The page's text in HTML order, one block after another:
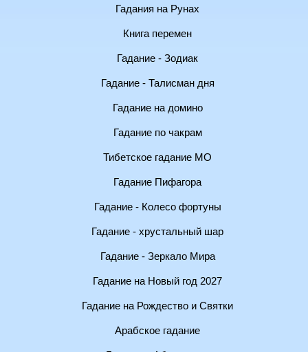
Гадания на Рунах
Книга перемен
Гадание - Зодиак
Гадание - Талисман дня
Гадание на домино
Гадание по чакрам
Тибетское гадание МО
Гадание Пифагора
Гадание - Колесо фортуны
Гадание - хрустальный шар
Гадание - Зеркало Мира
Гадание на Новый год 2027
Гадание на Рождество и Святки
Арабское гадание